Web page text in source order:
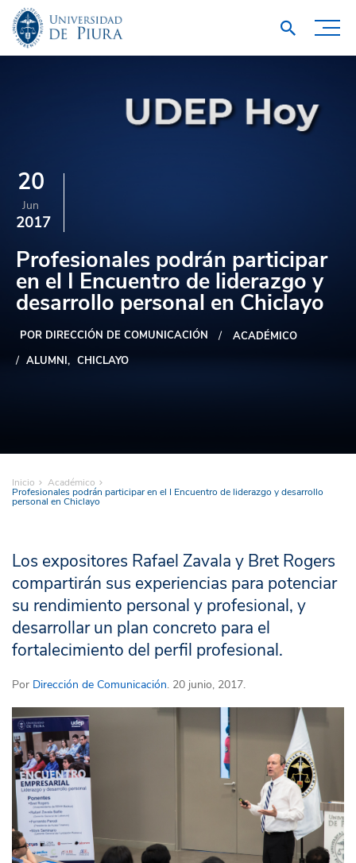
20
Jun
2017
Profesionales podrán participar
en el I Encuentro de liderazgo y
desarrollo personal en Chiclayo
POR DIRECCIÓN DE COMUNICACIÓN
ACADÉMICO
ALUMNI
CHICLAYO
Inicio Académico
Profesionales podrán participar en el I Encuentro de liderazgo y desarrollo
personal en Chiclayo
Los expositores Rafael Zavala y Bret Rogers
compartirán sus experiencias para potenciar
su rendimiento personal y profesional, y
desarrollar un plan concreto para el
fortalecimiento del perfil profesional.
Por Dirección de Comunicación. 20 junio, 2017.